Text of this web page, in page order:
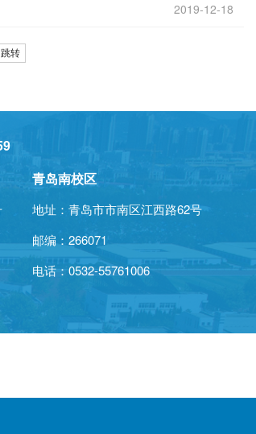
2019-12-18
跳转
青岛南校区
地址：青岛市市南区江西路62号
邮编：266071
电话：0532-55761006